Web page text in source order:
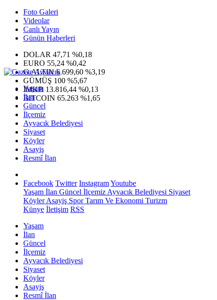
Foto Galeri
Videolar
Canlı Yayın
Günün Haberleri
DOLAR 47,71 %0,18
EURO 55,24 %0,42
G.ALTIN6.699,60 %3,19
GÜMÜŞ 100 %5,67
IMKB 13.816,44 %0,13
BITCOIN 65.263 %1,65
Yaşam
İlan
Güncel
İlçemiz
Ayvacık Belediyesi
Siyaset
Köyler
Asayiş
Resmî İlan
Facebook Twitter InstagramYoutube
Yaşam İlan Güncel İlçemiz Ayvacık Belediyesi Siyaset
KöylerAsayiş SporTarım Ve Ekonomi Turizm
Künye İletişim RSS
Yaşam
İlan
Güncel
İlçemiz
Ayvacık Belediyesi
Siyaset
Köyler
Asayiş
Resmî İlan